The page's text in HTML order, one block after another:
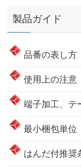
製品ガイド
品番の表し方
使用上の注意
端子加工、テ
最小梱包単位
はんだ付推奨